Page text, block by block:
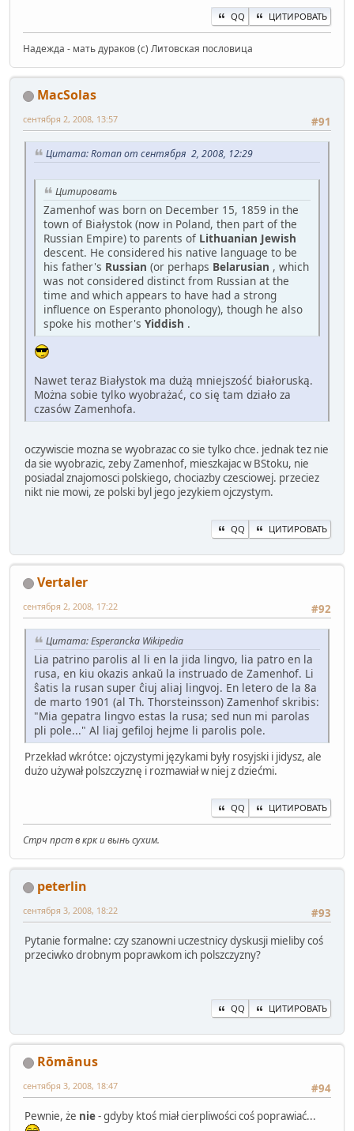
QQ ЦИТИРОВАТЬ
Надежда - мать дураков (с) Литовская пословица
MacSolas
#91
сентября 2, 2008, 13:57
Цитата: Roman от сентября 2, 2008, 12:29
Цитировать
Zamenhof was born on December 15, 1859 in the
town of Białystok (now in Poland, then part of the
Russian Empire) to parents of Lithuanian Jewish
descent. He considered his native language to be
his father's Russian (or perhaps Belarusian , which
was not considered distinct from Russian at the
time and which appears to have had a strong
influence on Esperanto phonology), though he also
spoke his mother's Yiddish .
Nawet teraz Białystok ma dużą mniejszość białoruską.
Można sobie tylko wyobrażać, co się tam działo za
czasów Zamenhofa.
oczywiscie mozna se wyobrazac co sie tylko chce. jednak tez nie
da sie wyobrazic, zeby Zamenhof, mieszkajac w BStoku, nie
posiadal znajomosci polskiego, chociazby czesciowej. przeciez
nikt nie mowi, ze polski byl jego jezykiem ojczystym.
QQ ЦИТИРОВАТЬ
Vertaler
#92
сентября 2, 2008, 17:22
Цитата: Esperancka Wikipedia
Lia patrino parolis al li en la jida lingvo, lia patro en la
rusa, en kiu okazis ankaŭ la instruado de Zamenhof. Li
ŝatis la rusan super ĉiuj aliaj lingvoj. En letero de la 8a
de marto 1901 (al Th. Thorsteinsson) Zamenhof skribis:
"Mia gepatra lingvo estas la rusa; sed nun mi parolas
pli pole..." Al liaj gefiloj hejme li parolis pole.
Przekład wkrótce: ojczystymi językami były rosyjski i jidysz, ale
dużo używał polszczyznę i rozmawiał w niej z dziećmi.
QQ ЦИТИРОВАТЬ
Стрч прст в крк и вынь сухим.
peterlin
#93
сентября 3, 2008, 18:22
Pytanie formalne: czy szanowni uczestnicy dyskusji mieliby coś
przeciwko drobnym poprawkom ich polszczyzny?
QQ ЦИТИРОВАТЬ
Rōmānus
#94
сентября 3, 2008, 18:47
Pewnie, że nie- gdyby ktoś miał cierpliwości coś poprawiać...